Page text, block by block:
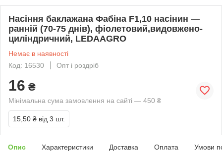
Насіння баклажана Фабіна F1,10 насінин —
ранній (70-75 днів), фіолетовий,видовжено-
циліндричний, LEDAAGRO
Немає в наявності
Код: 16530
Опт і роздріб
16 ₴
Мінімальна сума замовлення на сайті — 450 ₴
15,50 ₴ від 3 шт.
Опис Характеристики Доставка Оплата Умови